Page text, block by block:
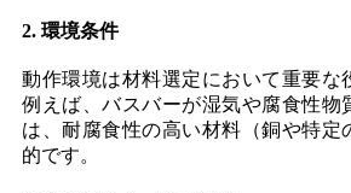
2. 環境条件
動作環境は材料選定において重要な
例えば、バスバーが湿気や腐食性物
は、耐腐食性の高い材料（銅や特定
的です。